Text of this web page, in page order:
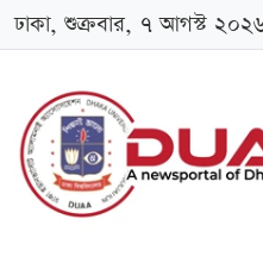
ঢাকা, শুক্রবার, ৭ আগস্ট